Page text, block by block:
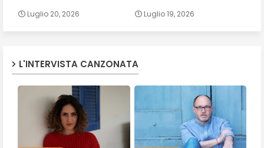
Luglio 20, 2026 Luglio 19, 2026
L'INTERVISTA CANZONATA